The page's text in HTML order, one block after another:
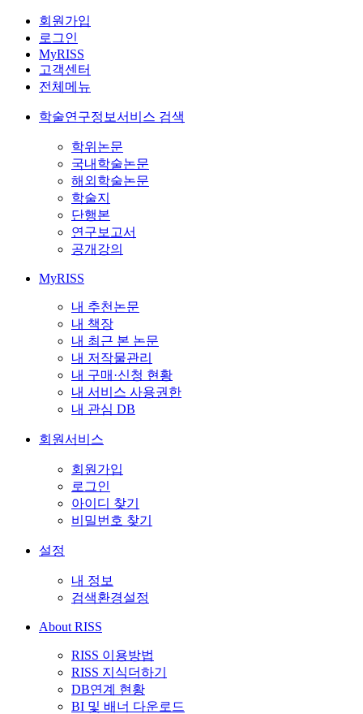
회원가입
로그인
MyRISS
고객센터
전체메뉴
학술연구정보서비스 검색
학위논문
국내학술논문
해외학술논문
학술지
단행본
연구보고서
공개강의
MyRISS
내 추천논문
내 책장
내 최근 본 논문
내 저작물관리
내 구매·신청 현황
내 서비스 사용권한
내 관심 DB
회원서비스
회원가입
로그인
아이디 찾기
비밀번호 찾기
설정
내 정보
검색환경설정
About RISS
RISS 이용방법
RISS 지식더하기
DB연계 현황
BI 및 배너 다운로드